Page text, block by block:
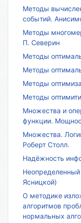
Методы
событий.
Методы
П. Северин
Методы
Методы
Методы
Методы
Множества и
функции.
Множества.
Роберт Столл.
Надёжность
Ясницкой)
О методике
алгоритмов
нормальных